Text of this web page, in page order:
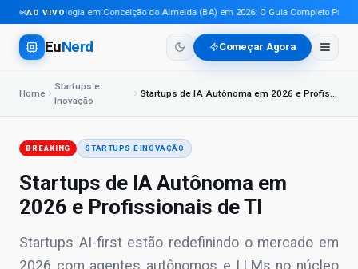
AO VIVO
Tecnologia em Conceição do Almeida (BA) em 2026: O Guia Completo Para
EuNerd Começar Agora
Home
Startups e
Inovação
Startups de IA Autônoma em 2026 e Profissionais de TI
BREAKING STARTUPS E INOVAÇÃO
Startups de IA Autônoma em
2026 e Profissionais de TI
Startups AI-first estão redefinindo o mercado em
2026 com agentes autônomos e LLMs no núcleo